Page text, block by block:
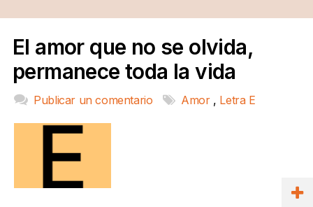
El amor que no se olvida,
permanece toda la vida
Publicar un comentario Amor , Letra E